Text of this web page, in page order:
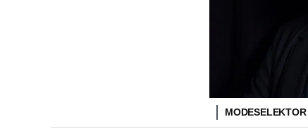
MODESELEKTOR